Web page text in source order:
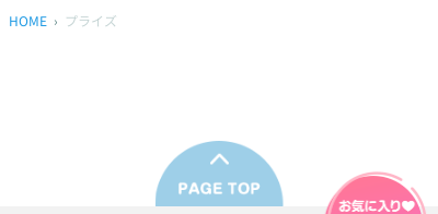
HOME プライズ